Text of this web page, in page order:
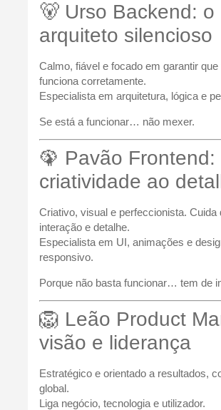
🐻 Urso Backend: o
arquiteto silencioso
Calmo, fiável e focado em garantir que
funciona corretamente.
Especialista em arquitetura, lógica e
Se está a funcionar… não mexer.
🦚 Pavão Frontend:
criatividade ao
Criativo, visual e perfeccionista. Cuida
interação e detalhe.
Especialista em UI, animações e
responsivo.
Porque não basta funcionar… tem de
🦁 Leão Product
visão e liderança
Estratégico e orientado a resultados,
global.
Liga negócio, tecnologia e utilizador.